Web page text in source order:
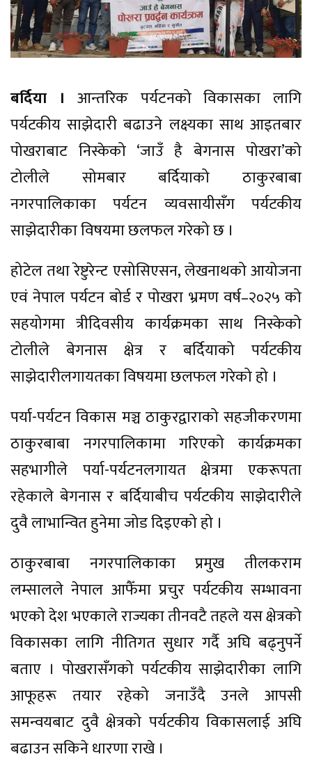
बर्दिया । आन्तरिक पर्यटनको विकासका लागि
पर्यटकीय साझेदारी बढाउने लक्ष्यका साथ आइतबार
पोखराबाट निस्केको ‘जाउँ है बेगनास पोखरा’को
टोलीले सोमबार बर्दियाको ठाकुरबाबा
नगरपालिकाका पर्यटन व्यवसायीसँग पर्यटकीय
साझेदारीका विषयमा छलफल गरेको छ ।
होटेल तथा रेष्टुरेन्ट एसोसिएसन, लेखनाथको आयोजना
एवं नेपाल पर्यटन बोर्ड र पोखरा भ्रमण वर्ष–२०२५ को
सहयोगमा त्रीदिवसीय कार्यक्रमका साथ निस्केको
टोलीले बेगनास क्षेत्र र बर्दियाको पर्यटकीय
साझेदारीलगायतका विषयमा छलफल गरेको हो ।
पर्या-पर्यटन विकास मञ्च ठाकुरद्वाराको सहजीकरणमा
ठाकुरबाबा नगरपालिकामा गरिएको कार्यक्रमका
सहभागीले पर्या-पर्यटनलगायत क्षेत्रमा एकरूपता
रहेकाले बेगनास र बर्दियाबीच पर्यटकीय साझेदारीले
दुवै लाभान्वित हुनेमा जोड दिइएको हो ।
ठाकुरबाबा नगरपालिकाका प्रमुख तीलकराम
लम्सालले नेपाल आफैँमा प्रचुर पर्यटकीय सम्भावना
भएको देश भएकाले राज्यका तीनवटै तहले यस क्षेत्रको
विकासका लागि नीतिगत सुधार गर्दै अघि बढ्नुपर्ने
बताए । पोखरासँगको पर्यटकीय साझेदारीका लागि
आफूहरू तयार रहेको जनाउँदै उनले आपसी
समन्वयबाट दुवै क्षेत्रको पर्यटकीय विकासलाई अघि
बढाउन सकिने धारणा राखे ।